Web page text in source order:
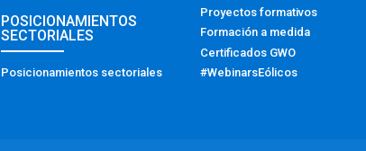
POSICIONAMIENTOS
SECTORIALES
Posicionamientos sectoriales
Proyectos formativos
Formación a medida
Certificados GWO
#WebinarsEólicos